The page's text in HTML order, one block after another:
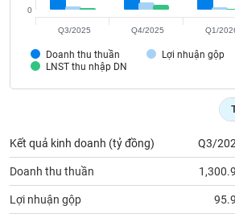
Doanh thu thuần
Lợi nhuận gộp
LNST thu nhập DN
0
Q3/2025 Q4/2025 Q1/
Kết quả kinh doanh (tỷ đồng) Q3/
Doanh thu thuần
Lợi nhuận gộp
Tất cả Người nội bộ Người liên
Tin
tức
(-)
Bài
viết
của
tác
giả
(-)